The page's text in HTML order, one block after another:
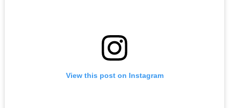
View this post on Instagram